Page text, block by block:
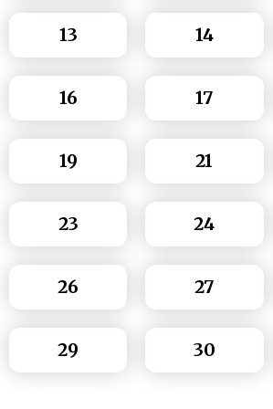
13 14
16 17
19 21
23 24
26 27
29 30